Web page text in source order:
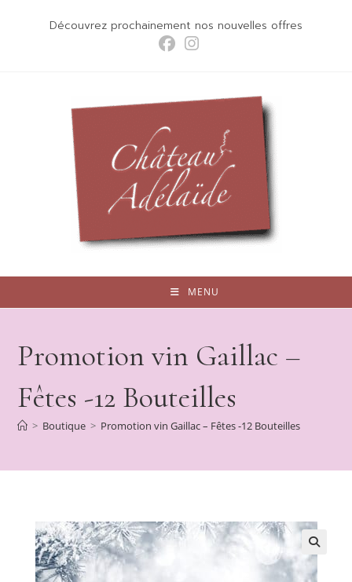
Découvrez prochainement nos nouvelles offres
MENU
Promotion vin Gaillac –
Fêtes -12 Bouteilles
> Boutique > Promotion vin Gaillac – Fêtes -12 Bouteilles